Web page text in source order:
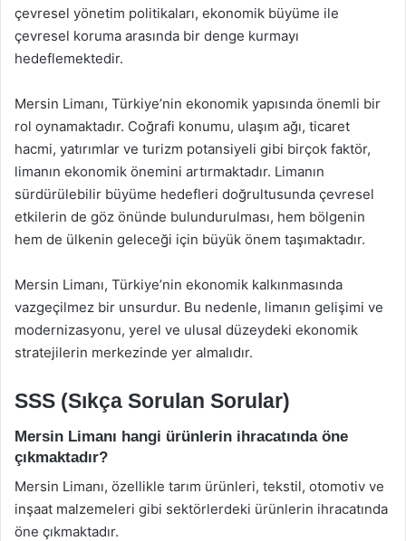
çevresel yönetim politikaları, ekonomik büyüme ile
çevresel koruma arasında bir denge kurmayı
hedeflemektedir.
Mersin Limanı, Türkiye’nin ekonomik yapısında önemli bir
rol oynamaktadır. Coğrafi konumu, ulaşım ağı, ticaret
hacmi, yatırımlar ve turizm potansiyeli gibi birçok faktör,
limanın ekonomik önemini artırmaktadır. Limanın
sürdürülebilir büyüme hedefleri doğrultusunda çevresel
etkilerin de göz önünde bulundurulması, hem bölgenin
hem de ülkenin geleceği için büyük önem taşımaktadır.
Mersin Limanı, Türkiye’nin ekonomik kalkınmasında
vazgeçilmez bir unsurdur. Bu nedenle, limanın gelişimi ve
modernizasyonu, yerel ve ulusal düzeydeki ekonomik
stratejilerin merkezinde yer almalıdır.
SSS (Sıkça Sorulan Sorular)
Mersin Limanı hangi ürünlerin ihracatında öne
çıkmaktadır?
Mersin Limanı, özellikle tarım ürünleri, tekstil, otomotiv ve
inşaat malzemeleri gibi sektörlerdeki ürünlerin ihracatında
öne çıkmaktadır.